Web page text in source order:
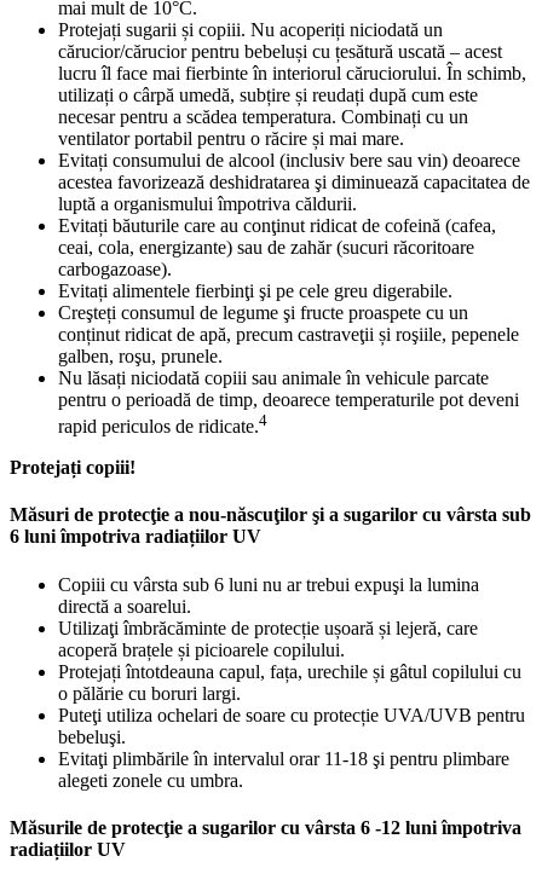
mai mult de 10°C.
Protejați sugarii și copiii. Nu acoperiți niciodată un
cărucior/cărucior pentru bebeluși cu țesătură uscată – acest
lucru îl face mai fierbinte în interiorul căruciorului. În schimb,
utilizați o cârpă umedă, subțire și reudați după cum este
necesar pentru a scădea temperatura. Combinați cu un
ventilator portabil pentru o răcire și mai mare.
Evitați consumului de alcool (inclusiv bere sau vin) deoarece
acestea favorizează deshidratarea şi diminuează capacitatea de
luptă a organismului împotriva căldurii.
Evitați băuturile care au conţinut ridicat de cofeină (cafea,
ceai, cola, energizante) sau de zahăr (sucuri răcoritoare
carbogazoase).
Evitați alimentele fierbinţi şi pe cele greu digerabile.
Creşteți consumul de legume şi fructe proaspete cu un
conținut ridicat de apă, precum castraveţii și roşiile, pepenele
galben, roşu, prunele.
Nu lăsați niciodată copiii sau animale în vehicule parcate
pentru o perioadă de timp, deoarece temperaturile pot deveni
rapid periculos de ridicate.4
Protejați copiii!
Măsuri de protecţie a nou-născuţilor şi a sugarilor cu vârsta sub
6 luni împotriva radiațiilor UV
Copiii cu vârsta sub 6 luni nu ar trebui expuşi la lumina
directă a soarelui.
Utilizaţi îmbrăcăminte de protecție ușoară și lejeră, care
acoperă brațele și picioarele copilului.
Protejați întotdeauna capul, fața, urechile și gâtul copilului cu
o pălărie cu boruri largi.
Puteţi utiliza ochelari de soare cu protecție UVA/UVB pentru
bebeluşi.
Evitaţi plimbările în intervalul orar 11-18 şi pentru plimbare
alegeti zonele cu umbra.
Măsurile de protecţie a sugarilor cu vârsta 6 -12 luni împotriva
radiațiilor UV